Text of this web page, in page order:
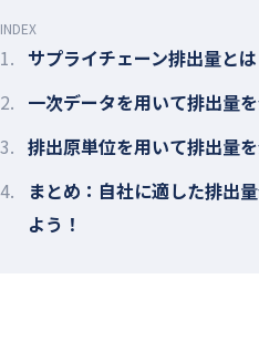
INDEX
1. サプライチェーン排出量とは
2. 一次データを用いて排出量
3. 排出原単位を用いて排出量
4.
まとめ：自社に適した排出
よう！